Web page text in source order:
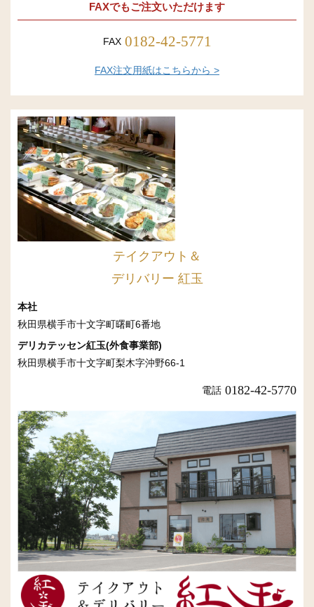
FAXでもご注文いただけます
FAX 0182-42-5771
FAX注文用紙はこちらから >
テイクアウト＆
デリバリー 紅玉
本社
秋田県横手市十文字町曙町6番地
デリカテッセン紅玉(外食事業部)
秋田県横手市十文字町梨木字沖野66-1
電話 0182-42-5770